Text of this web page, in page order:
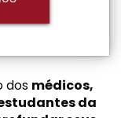
dos médicos,
da